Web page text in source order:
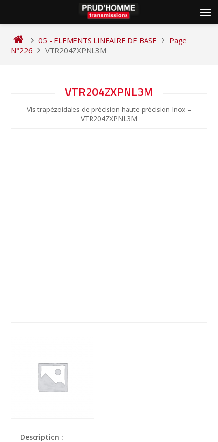
content
05 - ELEMENTS LINEAIRE DE BASE
Page
N°226
VTR204ZXPNL3M
VTR204ZXPNL3M
Vis trapèzoidales de précision haute précision Inox –
VTR204ZXPNL3M
Description :
NAVIGATION